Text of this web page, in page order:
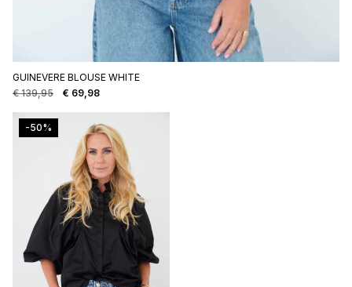
GUINEVERE BLOUSE WHITE
€139,95
Oorspronkelijke
prijs
was:
€ 139,95.
€ 69,98
Huidige
prijs
€ 69,98.
-50%